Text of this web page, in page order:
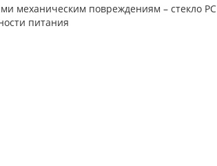
механическим повреждениям – стекло PC
питания